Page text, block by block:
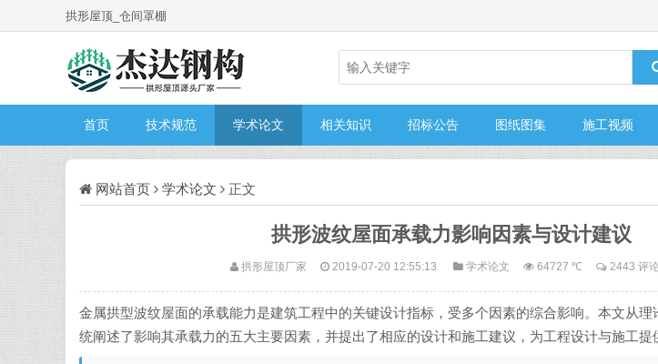
拱形屋顶_仓间罩棚
首页 技术规范 学术论文 相关知识 招标公告 图纸图集 施工视频
网站首页 学术论文 正文
拱形波纹屋面承载力影响因素与设计建议
拱形屋顶厂家 2019-07-20 12:55:13 学术论文 64727 ℃ 2443 评论
金属拱型波纹屋面的承载能力是建筑工程中的关键设计指标，受多个因素的综合影响。本文从理
统阐述了影响其承载力的五大主要因素，并提出了相应的设计和施工建议，为工程设计与施工提